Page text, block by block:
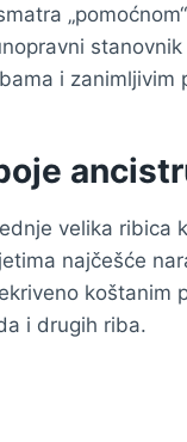
i zanimljivim
velika ribica
najčešće
koštanim
i drugih riba.